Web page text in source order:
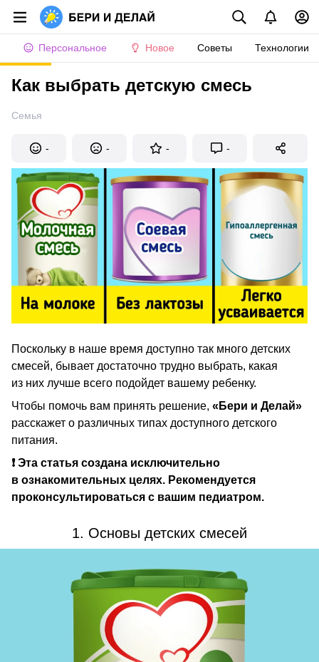
Персональное Новое Советы Технологии
Как выбрать детскую смесь
Семья
- - - -
Поскольку в наше время доступно так много детских
смесей, бывает достаточно трудно выбрать, какая
из них лучше всего подойдет вашему ребенку.
Чтобы помочь вам принять решение, «Бери и Делай»
расскажет о различных типах доступного детского
питания.
❗ Эта статья создана исключительно
в ознакомительных целях. Рекомендуется
проконсультироваться с вашим педиатром.
1. Основы детских смесей